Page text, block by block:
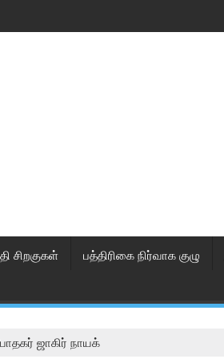
சிறகுகள் பத்திரிகை நிர்வாக குழு
ஜாகிர் நாயக்